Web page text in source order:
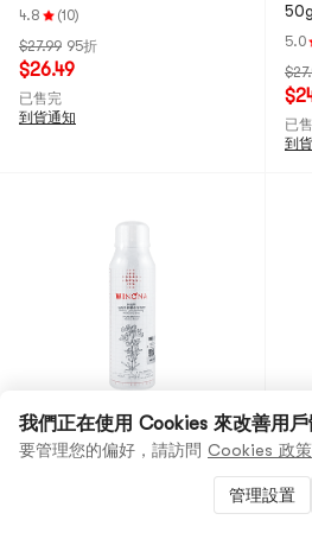
4.8
(10)
$27.99 95折
$26.49
已售完
到貨通知
5.0
已
到
薇諾娜 3種選擇
WINONA薇諾娜 馬齒莧舒緩保
薇
水
修
我們正在使用 Cookies 來改善用
要管理您的偏好，請訪問 Cookies 政策
管理設置